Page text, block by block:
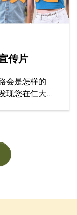
传片
会是怎样的
现您在仁大学